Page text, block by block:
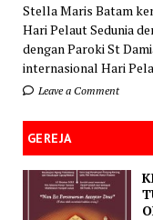
Stella Maris Batam
Hari Pelaut Sedunia
dengan Paroki St
internasional Hari
Leave a Comment
GEREJA